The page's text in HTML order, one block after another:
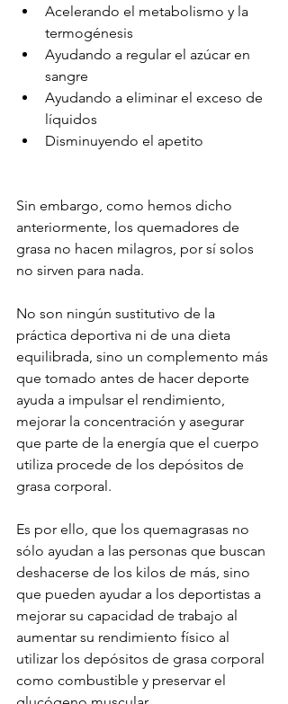
Acelerando el metabolismo y la
termogénesis
Ayudando a regular el azúcar en
sangre
Ayudando a eliminar el exceso de
líquidos
Disminuyendo el apetito
Sin embargo, como hemos dicho
anteriormente, los quemadores de
grasa no hacen milagros, por sí solos
no sirven para nada.
No son ningún sustitutivo de la
práctica deportiva ni de una dieta
equilibrada, sino un complemento más
que tomado antes de hacer deporte
ayuda a impulsar el rendimiento,
mejorar la concentración y asegurar
que parte de la energía que el cuerpo
utiliza procede de los depósitos de
grasa corporal.
Es por ello, que los quemagrasas no
sólo ayudan a las personas que buscan
deshacerse de los kilos de más, sino
que pueden ayudar a los deportistas a
mejorar su capacidad de trabajo al
aumentar su rendimiento físico al
utilizar los depósitos de grasa corporal
como combustible y preservar el